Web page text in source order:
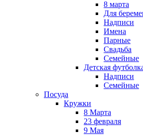
8 марта
Для
Надписи
Имена
Парные
Свадьба
Семейные
Детская
Надписи
Семейные
Посуда
Кружки
8 Марта
23 февраля
9 Мая